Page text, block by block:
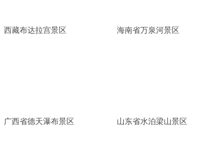
西藏布达拉宫景区 海南省万泉河景区
广西省德天瀑布景区 山东省水泊梁山景区